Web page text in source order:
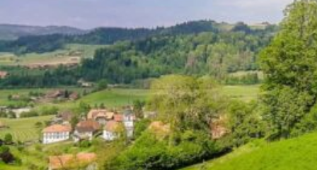
jsme měli
samozřejmě v plánu i nějaký hezký výšlap. Prostudovala jsem si
webové stránky turistického portálua vybrala nám krásnou
trasu.* Jenže! Udělala jsem strašnou začátečnickou chybu!
Neuvědomila jsem si, že v době, kdy budeme v Malbunu, tak v této
krásné horské vesnici ještě nebudou fungovat lanovky. Protože letní
sezóna tady začíná až v polovině června. No styděla jsem se sama
před sebou hrozně. Naštěstí Malbun nabízí i další trasy, které je
možné absolvovat celoročně a v mžiku jsem měla nalezenou
náhradu: Sassweg. Možná si teď říkáte, co to je za zmatek, vždyť v
titulku stojí Forscherweg? A všichni máme pravdu. Dětská naučná
stezka Forscherweg totiž vede po trase Sassweg 🙂 Pojďme si v tom
teda udělat jasno.